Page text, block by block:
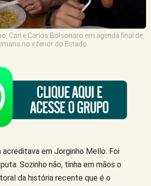
Carl e Carlos Bolsonaro em agenda final de
no interior do Estado
acreditava em Jorginho Mello. Foi
Sozinho não, tinha em mãos o
da história recente que é o